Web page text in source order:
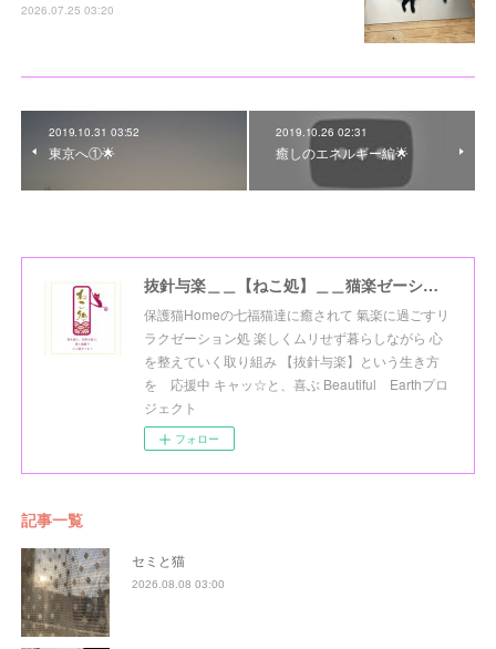
2026.07.25 03:20
2019.10.31 03:52
東京へ①🌟
2019.10.26 02:31
癒しのエネルギー編🌟
抜針与楽＿＿【ねこ処】＿＿猫楽ゼーションHome☆
保護猫Homeの七福猫達に癒されて 氣楽に過ごすリ
ラクゼーション処 楽しくムリせず暮らしながら 心
を整えていく取り組み 【抜針与楽】という生き方
を 応援中 キャッ☆と、喜ぶ Beautiful Earthプロ
ジェクト
フォロー
記事一覧
セミと猫
2026.08.08 03:00